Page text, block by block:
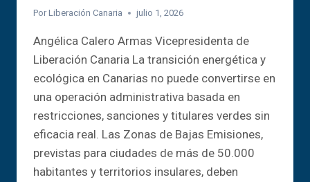
Por Liberación Canaria julio 1, 2026
Angélica Calero Armas Vicepresidenta de
Liberación Canaria La transición energética y
ecológica en Canarias no puede convertirse en
una operación administrativa basada en
restricciones, sanciones y titulares verdes sin
eficacia real. Las Zonas de Bajas Emisiones,
previstas para ciudades de más de 50.000
habitantes y territorios insulares, deben